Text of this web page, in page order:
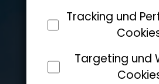
Tracking und
Targeting und